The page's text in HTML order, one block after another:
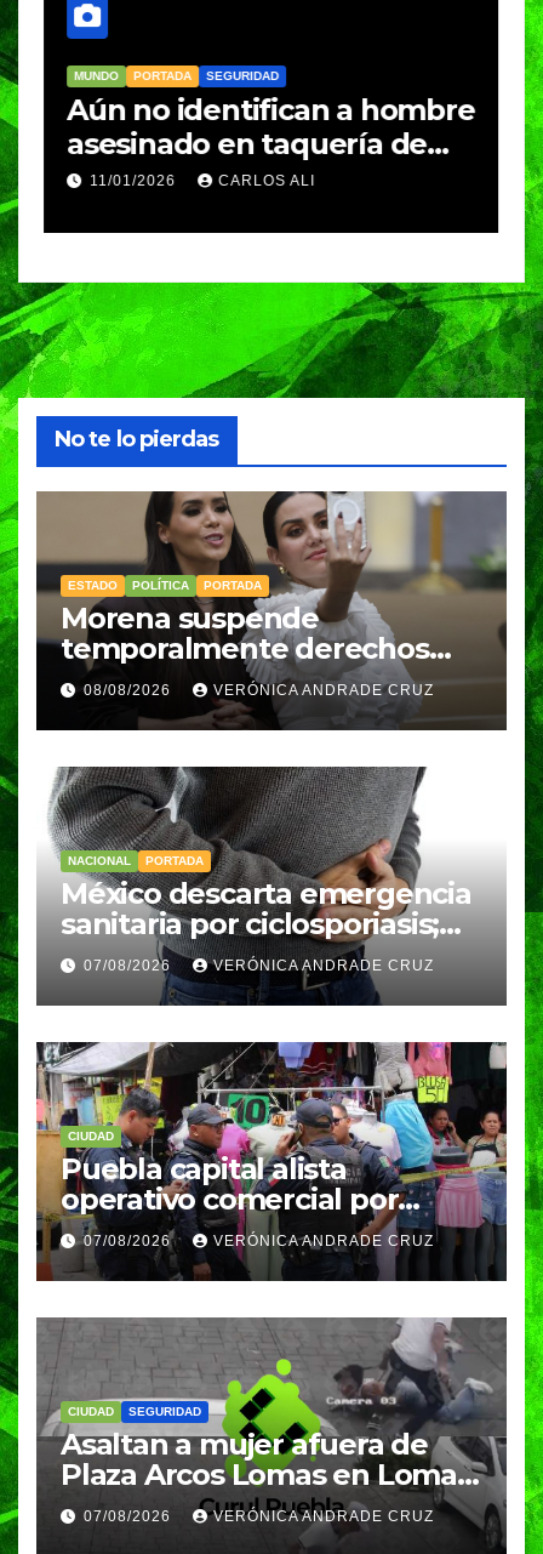
MUNDO PORTADA SEGURIDAD
Aún no identifican a hombre
asesinado en taquería de
Amozoc
11/01/2026 CARLOS ALI
No te lo pierdas
ESTADO POLÍTICA PORTADA
Morena suspende
temporalmente derechos
partidarios de Nayeli Salvatori
y Graciela Palomares
08/08/2026 VERÓNICA ANDRADE CRUZ
NACIONAL PORTADA
México descarta emergencia
sanitaria por ciclosporiasis;
reportan 33 casos en dos
meses
07/08/2026 VERÓNICA ANDRADE CRUZ
CIUDAD
Puebla capital alista
operativo comercial por
fiestas patrias y regreso a
clases
07/08/2026 VERÓNICA ANDRADE CRUZ
CIUDAD SEGURIDAD
Asaltan a mujer afuera de
Plaza Arcos Lomas en Lomas
de Angelópolis; delincuentes
huyeron en auto
07/08/2026 VERÓNICA ANDRADE CRUZ